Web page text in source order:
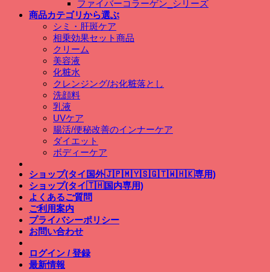
ファイバーコラーゲン_シリーズ
商品カテゴリから選ぶ
シミ・肝斑ケア
相乗効果セット商品
クリーム
美容液
化粧水
クレンジング/お化粧落とし
洗顔料
乳液
UVケア
腸活/便秘改善のインナーケア
ダイエット
ボディーケア
ショップ(タイ国外🇯🇵🇲🇾🇸🇬🇹🇼🇭🇰専用)
ショップ(タイ🇹🇭国内専用)
よくあるご質問
ご利用案内
プライバシーポリシー
お問い合わせ
ログイン / 登録
最新情報